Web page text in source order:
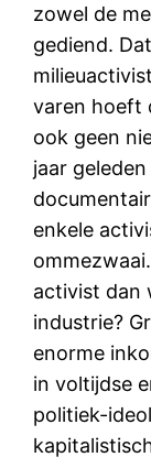
zowel de
gediend.
varen hoeft
ook geen
jaar
enkele
activist dan
industrie?
enorme
in voltijdse
politiek-